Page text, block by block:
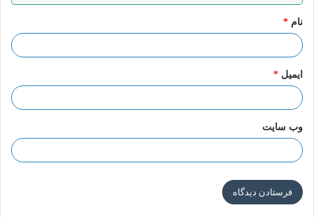
منتخب الأثر فی الإمام الثانی عشر علیه‌ السلام؛ ص۱۶۰؛ ص۲۹۴
قالَ الإمام الباقر (مُحَمَّدَ بْنَ عَلِیٍّ) علیه السلام:و إذا قام قائمنا بعد
یرى من یدرکه، و لیبلغن دین محمد صلّى اللّه علیه و آله و سلّم ما بلغ
اللیل و النهار، حتى لا یکون شرک على ظهر الأرض.
کذلک یقول : و لا یکون الملک إلا للّه و للإسلام و تکون الأرض کفاتوره
الفضه
*
نام *
ایمیل *
وب‌ سایت